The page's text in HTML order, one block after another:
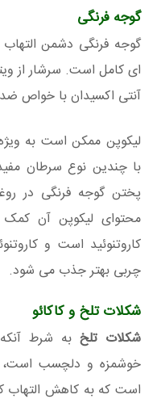
گوجه فرنگی
گوجه فرنگی دشمن التهاب
آنتی اکسیدان با خواص
لیکوپن ممکن است به
با چندین نوع سرطان
پختن گوجه فرنگی در
محتوای لیکوپن آن
کاروتنوئید است و
چربی بهتر جذب می شود.
شکلات تلخ و کاکائو
شکلات تلخ به شرط
خوشمزه و دلچسب است،
است که به کاهش التهاب